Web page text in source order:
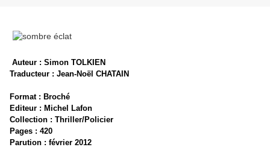
Auteur : Simon TOLKIEN
Traducteur : Jean-Noël CHATAIN
Format : Broché
Editeur : Michel Lafon
Collection : Thriller/Policier
Pages : 420
Parution : février 2012